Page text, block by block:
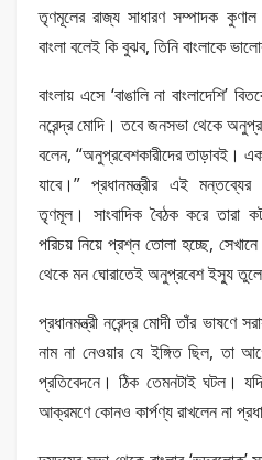
তৃণমূলের রাজ্য সাধারণ সম্পাদক কুণাল
বাংলা বলেই কি বুঝব, তিনি বাংলাকে
বাংলায় এসে ‘বাঙালি না বাংলাদেশি’
নরেন্দ্র মোদি। তবে জনসভা থেকে
বলেন, “অনুপ্রবেশকারীদের তাড়াবই।
যাবে।” প্রধানমন্ত্রীর এই
তৃণমূল। সাংবাদিক বৈঠক করে তারা
পরিচয় নিয়ে প্রশ্ন তোলা হচ্ছে,
থেকে মন ঘোরাতেই অনুপ্রবেশ ইস্যু
প্রধানমন্ত্রী নরেন্দ্র মোদী তাঁর ভাষণে
নাম না নেওয়ার যে ইঙ্গিত ছিল, তা
প্রতিবেদনে। ঠিক তেমনটাই ঘটল।
আক্রমণে কোনও কার্পণ্য রাখলেন না